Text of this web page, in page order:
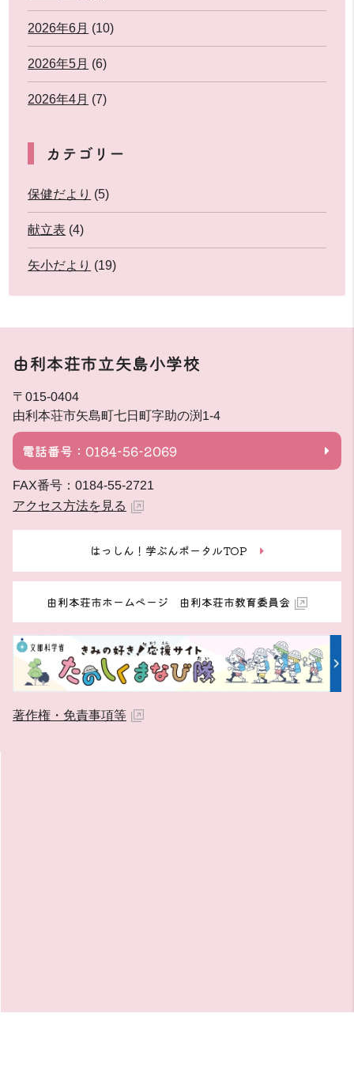
2026年6月 (10)
2026年5月 (6)
2026年4月 (7)
カテゴリー
保健だより (5)
献立表 (4)
矢小だより (19)
由利本荘市立矢島小学校
〒015-0404
由利本荘市矢島町七日町字助の渕1-4
電話番号：0184-56-2069
FAX番号：0184-55-2721
アクセス方法を見る
はっしん！学ぶんポータルTOP
由利本荘市ホームページ 由利本荘市教育委員会
著作権・免責事項等